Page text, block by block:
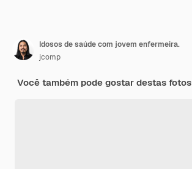
Idosos de saúde com jovem enfermeira.
jcomp
Você também pode gostar destas fotos